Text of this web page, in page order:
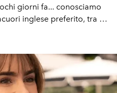
giorni fa... conosciamo
inglese preferito, tra i